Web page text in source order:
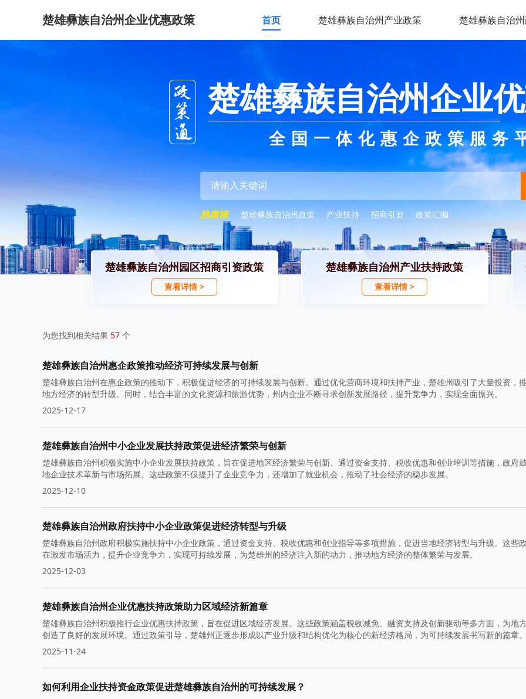
楚雄彝族自治州企业优惠政策 首页 楚雄彝族自治州产业政策 楚雄彝族自治
楚雄彝族自治州企业
全国一体化惠企政策服务
楚雄彝族自治州政策 产业扶持 招商引资 政策汇编
楚雄彝族自治州园区招商引资政策
查看详情 >
楚雄彝族自治州产业扶持政策
查看详情 >
为您找到相关结果 57 个
楚雄彝族自治州惠企政策推动经济可持续发展与创新
楚雄彝族自治州在惠企政策的推动下，积极促进经济的可持续发展与创新。通过优化营商环境和扶持产业，楚雄州吸引了大量投资，
地方经济的转型升级。同时，结合丰富的文化资源和旅游优势，州内企业不断寻求创新发展路径，提升竞争力，实现全面振兴。
2025-12-17
楚雄彝族自治州中小企业发展扶持政策促进经济繁荣与创新
楚雄彝族自治州积极实施中小企业发展扶持政策，旨在促进地区经济繁荣与创新。通过资金支持、税收优惠和创业培训等措施，政府
地企业技术革新与市场拓展。这些政策不仅提升了企业竞争力，还增加了就业机会，推动了社会经济的稳步发展。
2025-12-10
楚雄彝族自治州政府扶持中小企业政策促进经济转型与升级
楚雄彝族自治州政府积极实施扶持中小企业政策，通过资金支持、税收优惠和创业指导等多项措施，促进当地经济转型与升级。这些
在激发市场活力，提升企业竞争力，实现可持续发展，为楚雄州的经济注入新的动力，推动地方经济的整体繁荣与发展。
2025-12-03
楚雄彝族自治州企业优惠扶持政策助力区域经济新篇章
楚雄彝族自治州积极推行企业优惠扶持政策，旨在促进区域经济发展。这些政策涵盖税收减免、融资支持及创新驱动等多方面，为地
创造了良好的发展环境。通过政策引导，楚雄州正逐步形成以产业升级和结构优化为核心的新经济格局，为可持续发展书写新的篇章。
2025-11-24
如何利用企业扶持资金政策促进楚雄彝族自治州的可持续发展？